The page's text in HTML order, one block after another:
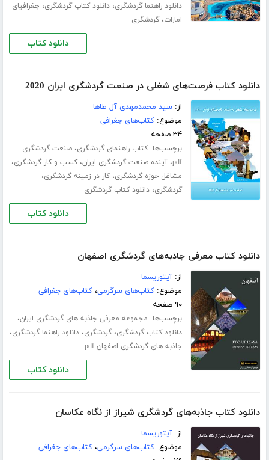
دانلود راهنما گردشگری،دانلود کتاب گردشگری، جغرافیای
امارات،گردشگری
دانلود کتاب
دانلود کتاب فرصت‌های شغلی در صنعت گردشگری ایران 2020
از:سید محمدمهدی آل طاها
موضوع:کتاب‌های جغرافی
۳۴ صفحه
برچسب‌ها:کتاب راهنمای گردشگری،صنعت گردشگری
pdf،آینده صنعت گردشگری ایران،کسب و کار گردشگری،
مشاغل حوزه گردشگری،کار در زمینه گردشگری،
گردشگری،دانلود کتاب گردشگری
دانلود کتاب
دانلود کتاب معرفی جاذبه‌های گردشگری اصفهان
از:آیتوریسما
موضوع:کتاب‌های سرگرمی،کتاب‌های جغرافی
۹۰ صفحه
برچسب‌ها: مجموعه معرفی جاذبه های گردشگری ایران،
دانلود کتاب گردشگری،گردشگری،دانلود راهنما گردشگری،
جاذبه های گردشگری اصفهان pdf
دانلود کتاب
دانلود کتاب جاذبه‌های گردشگری شیراز از نگاه عکاسان
از:آیتوریسما
موضوع:کتاب‌های سرگرمی،کتاب‌های جغرافی